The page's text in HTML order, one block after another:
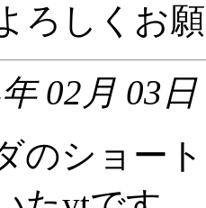
ろしくお
02月 03
のショー